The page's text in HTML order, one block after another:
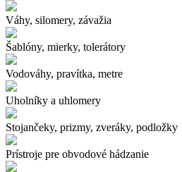
Váhy, silomery, závažia
Šablóny, mierky, tolerátory
Vodováhy, pravítka, metre
Uholníky a uhlomery
Stojančeky, prizmy, zveráky, podložky
Prístroje pre obvodové hádzanie